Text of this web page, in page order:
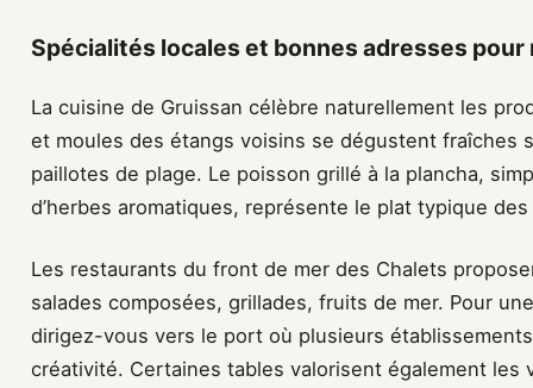
Spécialités locales et bonnes adresses pour
La cuisine de Gruissan célèbre naturellement les
et moules des étangs voisins se dégustent fraîches
paillotes de plage. Le poisson grillé à la plancha,
d’herbes aromatiques, représente le plat typique
Les restaurants du front de mer des Chalets
salades composées, grillades, fruits de mer. Pour
dirigez-vous vers le port où plusieurs
créativité. Certaines tables valorisent également les